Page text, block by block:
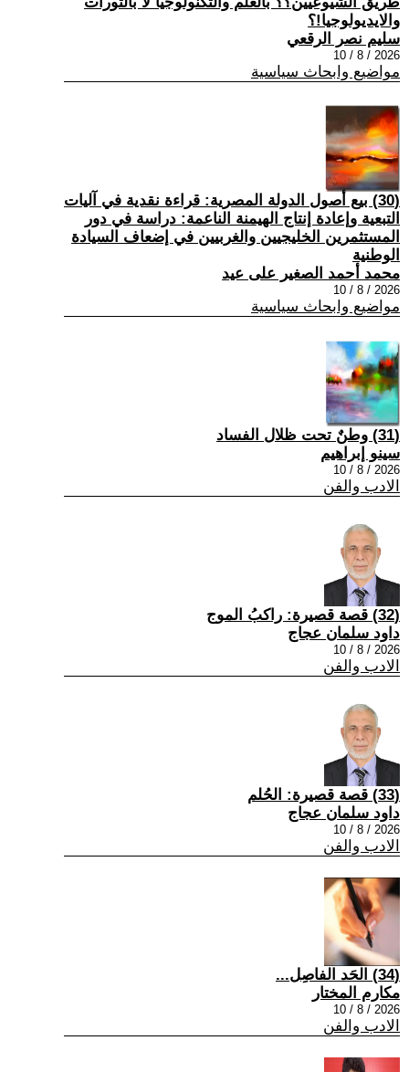
والايديولوجيا!؟
سليم نصر الرقعي
2026 / 8 / 10
مواضيع وابحاث سياسية
(30) بيع أصول الدولة المصرية: قراءة نقدية في آليات
التبعية وإعادة إنتاج الهيمنة الناعمة: دراسة في دور
المستثمرين الخليجيين والغربيين في إضعاف السيادة
الوطنية
محمد أحمد الصغير على عيد
2026 / 8 / 10
مواضيع وابحاث سياسية
(31) وطنٌ تحت ظلال الفساد
سينو إبراهيم
2026 / 8 / 10
الادب والفن
(32) قصة قصيرة: راكبُ الموج
داود سلمان عجاج
2026 / 8 / 10
الادب والفن
(33) قصة قصيرة: الحُلم
داود سلمان عجاج
2026 / 8 / 10
الادب والفن
(34) الحَد الفاصِل...
مكارم المختار
2026 / 8 / 10
الادب والفن